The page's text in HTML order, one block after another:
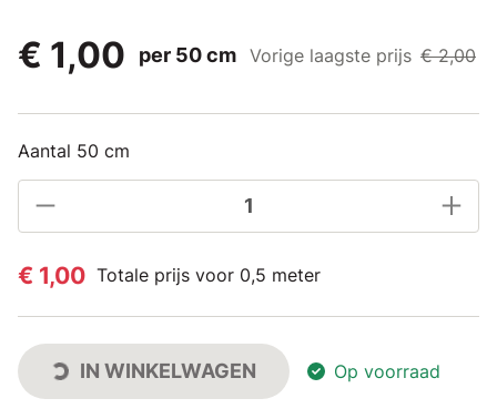
€ 1,00
per 50 cm Vorige laagste prijs € 2,00
Aantal 50 cm
€ 1,00 Totale prijs voor 0,5 meter
IN WINKELWAGEN Op voorraad